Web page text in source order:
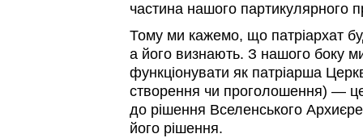
частина нашого партикулярного
Тому ми кажемо, що патріархат
а його визнають. З нашого боку
функціонувати як патріарша
створення чи проголошення) —
до рішення Вселенського
його рішення.